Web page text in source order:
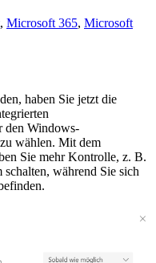
, Microsoft 365, Microsoft
haben Sie jetzt die
den Windows-
wählen. Mit dem
Sie mehr Kontrolle, z. B.
während Sie sich